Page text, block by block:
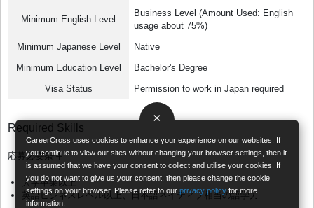
×
CareerCross uses cookies to enhance your experience on our websites. If
you continue to view our sites without changing your browser settings, then it
is assumed that we have your consent to collect and utilise your cookies. If
you do not want to give us your consent, then please change the cookie
settings on your browser. Please refer to ourprivacy policy for more
information.
Minimum English Level
Business Level (Amount Used: English
usage about 75%)
Minimum Japanese Level
Native
Minimum Education Level
Bachelor's Degree
Visa Status
Permission to work in Japan required
Required Skills
応募必要条件
大学卒業以上
英語ビジネスレベル以上、日本語ネイティブ相当の語学力